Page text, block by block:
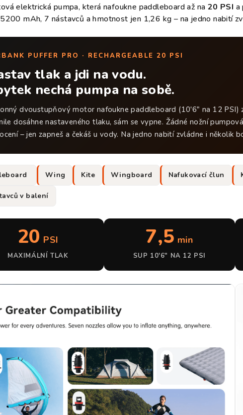
elektrická pumpa, která nafoukne paddleboard až na 20 PSI a
mAh, 7 nástavců a hmotnost jen 1,26 kg – na jedno nabití
PUFFER PRO · RECHARGEABLE 20 PSI
tlak a jdi na vodu.
nechá pumpa na sobě.
dvoustupňový motor nafoukne paddleboard (10'6" na 12 PSI)
dosáhne nastaveného tlaku, sám se vypne. Žádné nožní
– jen zapneš a čekáš u vody. Na jedno nabití zvládne i několik
Wing Kite Wingboard Nafukovací člun
v balení
20 PSI
MAXIMÁLNÍ TLAK
7,5 min
SUP 10'6" NA 12 PSI